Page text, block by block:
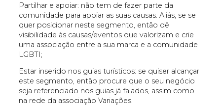
Partilhar e apoiar: não tem de fazer parte da
comunidade para apoiar as suas causas. Aliás, se se
quer posicionar neste segmento, então dê
visibilidade às causas/eventos que valorizam e crie
uma associação entre a sua marca e a comunidade
LGBTI;
Estar inserido nos guias turísticos: se quiser alcançar
este segmento, então procure que o seu negócio
seja referenciado nos guias já falados, assim como
na rede da associação Variações.